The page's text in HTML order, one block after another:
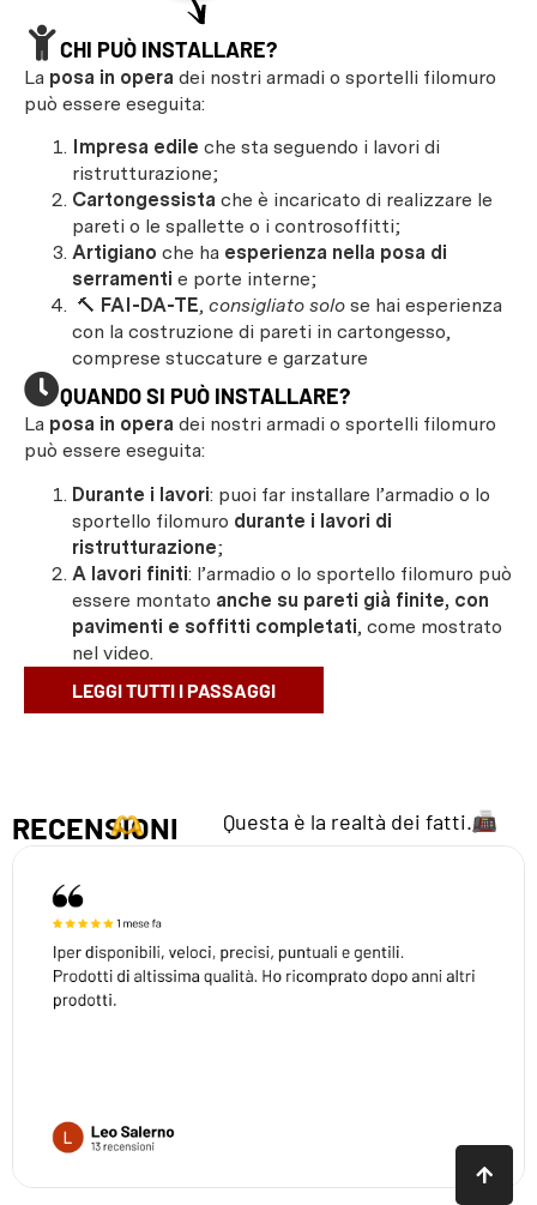
CHI PUÒ INSTALLARE?
La posa in opera dei nostri armadi o sportelli filomuro
può essere eseguita:
Impresa edile che sta seguendo i lavori di
ristrutturazione;
Cartongessista che è incaricato di realizzare le
pareti o le spallette o i controsoffitti;
Artigiano che ha esperienza nella posa di
serramenti e porte interne;
🔨 FAI-DA-TE, consigliato solo se hai esperienza
con la costruzione di pareti in cartongesso,
comprese stuccature e garzature
QUANDO SI PUÒ INSTALLARE?
La posa in opera dei nostri armadi o sportelli filomuro
può essere eseguita:
Durante i lavori: puoi far installare l’armadio o lo
sportello filomuro durante i lavori di
ristrutturazione;
A lavori finiti: l’armadio o lo sportello filomuro può
essere montato anche su pareti già finite, con
pavimenti e soffitti completati, come mostrato
nel video.
LEGGI TUTTI I PASSAGGI
RECENSIONI Questa è la realtà dei fatti.